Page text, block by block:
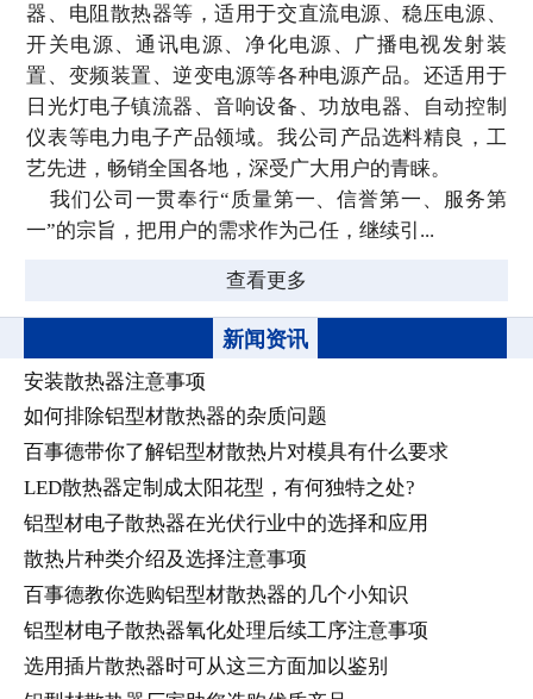
器、电阻散热器等，适用于交直流电源、稳压电源、
开关电源、通讯电源、净化电源、广播电视发射装
置、变频装置、逆变电源等各种电源产品。还适用于
日光灯电子镇流器、音响设备、功放电器、自动控制
仪表等电力电子产品领域。我公司产品选料精良，工
艺先进，畅销全国各地，深受广大用户的青睐。
我们公司一贯奉行“质量第一、信誉第一、服务第
一”的宗旨，把用户的需求作为己任，继续引...
查看更多
新闻资讯
安装散热器注意事项
如何排除铝型材散热器的杂质问题
百事德带你了解铝型材散热片对模具有什么要求
LED散热器定制成太阳花型，有何独特之处?
铝型材电子散热器在光伏行业中的选择和应用
散热片种类介绍及选择注意事项
百事德教你选购铝型材散热器的几个小知识
铝型材电子散热器氧化处理后续工序注意事项
选用插片散热器时可从这三方面加以鉴别